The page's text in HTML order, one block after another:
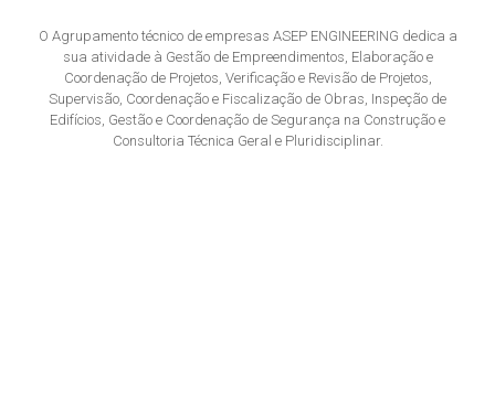
O Agrupamento técnico de empresas ASEP ENGINEERING dedica a
sua atividade à Gestão de Empreendimentos, Elaboração e
Coordenação de Projetos, Verificação e Revisão de Projetos,
Supervisão, Coordenação e Fiscalização de Obras, Inspeção de
Edifícios, Gestão e Coordenação de Segurança na Construção e
Consultoria Técnica Geral e Pluridisciplinar.